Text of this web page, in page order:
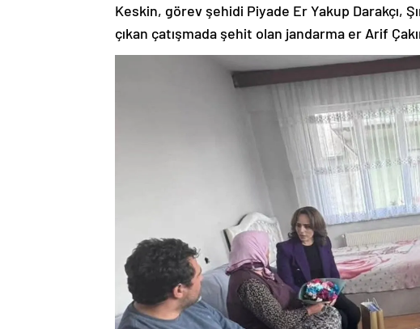
Keskin, görev şehidi Piyade Er Yakup Darakçı,
çıkan çatışmada şehit olan jandarma er Arif